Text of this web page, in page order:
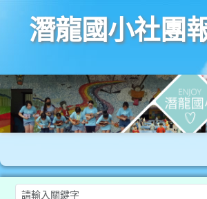
潛龍國小社團